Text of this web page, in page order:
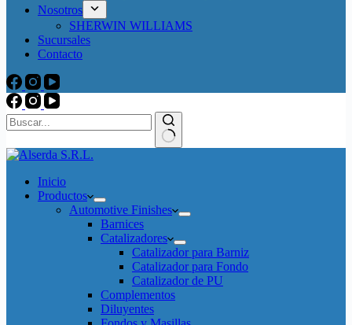
Nosotros
SHERWIN WILLIAMS
Sucursales
Contacto
Sin
Inicio
Productos
Automotive Finishes
Barnices
Catalizadores
Catalizador para Barniz
Catalizador para Fondo
Catalizador de PU
Complementos
Diluyentes